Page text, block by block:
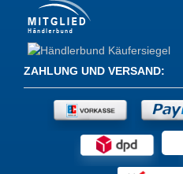
ZAHLUNG UND VERSAND: